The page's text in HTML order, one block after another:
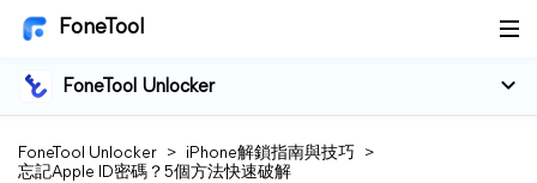
FoneTool
FoneTool Unlocker
FoneTool Unlocker > iPhone解鎖指南與技巧
>
忘記Apple ID密碼？5個方法快速破解